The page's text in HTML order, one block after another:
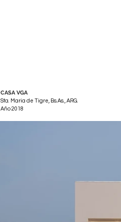
CASA VGA
Sta. Maria de Tigre, Bs.As., ARG.
Año 2018